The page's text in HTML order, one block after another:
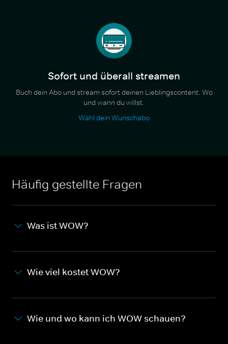
Sofort und überall streamen
Buch dein Abo und stream sofort deinen Lieblingscontent. Wo
und wann du willst.
Wähl dein Wunschabo
Häufig gestellte Fragen
Was ist WOW?
Wie viel kostet WOW?
Wie und wo kann ich WOW schauen?